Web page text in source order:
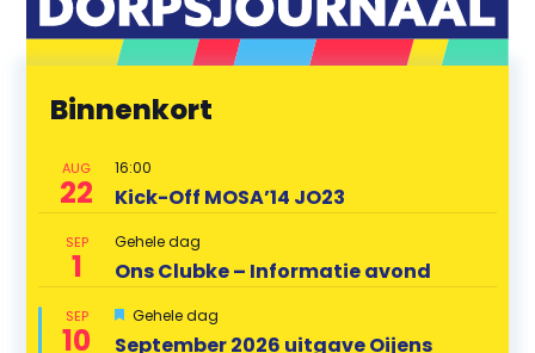
Binnenkort
AUG
22
16:00
Kick-Off MOSA’14 JO23
SEP
1
Gehele dag
Ons Clubke – Informatie avond
SEP
10
U
Gehele dag
September 2026 uitgave Oijens